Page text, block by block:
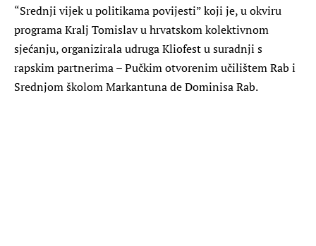
“Srednji vijek u politikama povijesti” koji je, u okviru
programa Kralj Tomislav u hrvatskom kolektivnom
sjećanju, organizirala udruga Kliofest u suradnji s
rapskim partnerima – Pučkim otvorenim učilištem Rab i
Srednjom školom Markantuna de Dominisa Rab.